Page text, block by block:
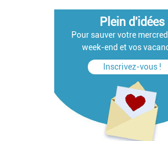
Plein d'idées
Pour sauver votre
week-end et vos
Inscrivez-vous !